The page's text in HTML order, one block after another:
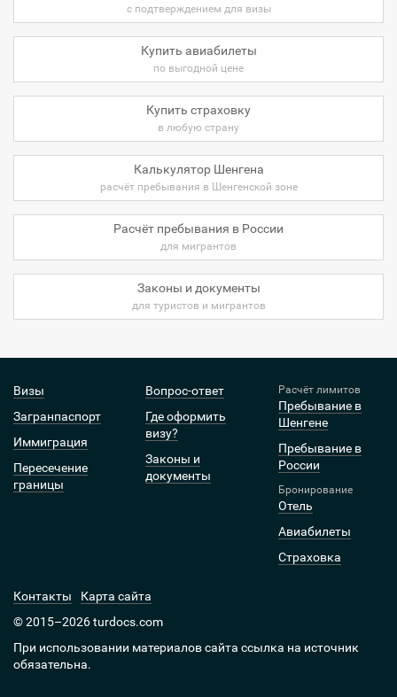
с подтверждением для визы
Купить авиабилеты
по выгодной цене
Купить страховку
в любую страну
Калькулятор Шенгена
расчёт пребывания в Шенгенской зоне
Расчёт пребывания в России
для мигрантов
Законы и документы
для туристов и мигрантов
Визы
Загранпаспорт
Иммиграция
Пересечение
границы
Вопрос-ответ
Где оформить
визу?
Законы и
документы
Расчёт лимитов
Пребывание в
Шенгене
Пребывание в
России
Бронирование
Отель
Авиабилеты
Страховка
Контакты
Карта сайта
© 2015–2026 turdocs.com
При использовании материалов сайта ссылка на источник
обязательна.